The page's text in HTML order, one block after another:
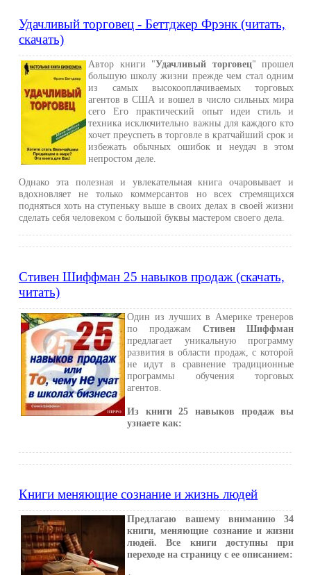
Удачливый торговец - Беттджер Фрэнк (читать,
скачать)
Автор книги "Удачливый торговец" прошел
большую школу жизни прежде чем стал одним
из самых высокооплачиваемых торговых
агентов в США и вошел в число сильных мира
сего Его практический опыт идеи стиль и
техника исключительно важны для каждого кто
хочет преуспеть в торговле в кратчайший срок и
избежать обычных ошибок и неудач в этом
непростом деле.
Однако эта полезная и увлекательная книга очаровывает и
вдохновляет не только коммерсантов но всех стремящихся
подняться хоть на ступеньку выше в своих делах в своей жизни
сделать себя человеком с большой буквы мастером своего дела.
Стивен Шиффман 25 навыков продаж (скачать,
читать)
Один из лучших в Америке тренеров
по продажам Стивен Шиффман
предлагает уникальную программу
развития в области продаж, с которой
не идут в сравнение традиционные
программы обучения торговых
агентов.
Из книги 25 навыков продаж вы
узнаете как:
Книги меняющие сознание и жизнь людей
Предлагаю вашему вниманию 34
книги, меняющие сознание и жизни
людей. Все книги доступны при
переходе на страницу с ее описанием: